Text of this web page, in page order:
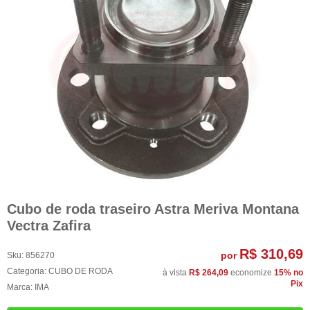
Cubo de roda traseiro Astra Meriva Montana
Vectra Zafira
Sku: 856270
Categoria: CUBO DE RODA
Marca: IMA
por R$ 310,69
à vista R$ 264,09 economize 15% no
Pix